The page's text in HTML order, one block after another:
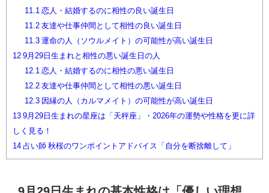
11.1 恋人・結婚するのに相性の良い誕生日
11.2友達や仕事仲間として相性の良い誕生日
11.3運命の人（ソウルメイト）の可能性が高い誕生日
12 9月29日生まれと相性の悪い誕生日の人
12.1 恋人・結婚するのに相性の悪い誕生日
12.2友達や仕事仲間として相性の悪い誕生日
12.3因縁の人（カルマメイト）の可能性が高い誕生日
13 9月29日生まれの星座は「天秤座」・2026年の運勢や性格を更に詳
しく見る！
14 占い師 秋桜のワンポイントアドバイス「自分を断捨離して」